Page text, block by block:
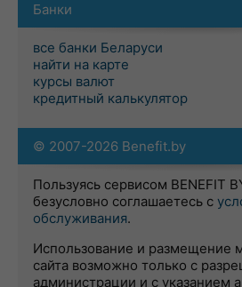
Банки
все банки Беларуси
найти на карте
курсы валют
кредитный калькулятор
© 2007-2026 Benefit.by
Пользуясь сервисом BENEFIT
безусловно соглашаетесь с
обслуживания.
Использование и размещение
сайта возможно только с
администрации и с указанием